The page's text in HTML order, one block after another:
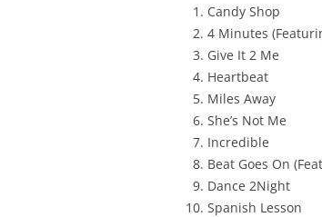
Candy Shop
4 Minutes
Give It 2 Me
Heartbeat
Miles Away
She’s Not Me
Incredible
Beat Goes On
Dance 2Night
Spanish Lesson